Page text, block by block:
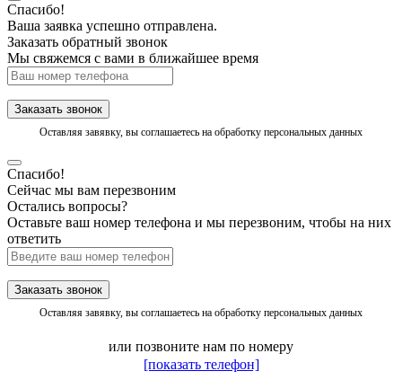
Спасибо!
Ваша заявка успешно отправлена.
Заказать обратный звонок
Мы свяжемся с вами в ближайшее время
Заказать звонок
Оставляя завявку, вы соглашаетесь на обработку персональных данных
Спасибо!
Сейчас мы вам перезвоним
Остались вопросы?
Оставьте ваш номер телефона и мы перезвоним, чтобы на них
ответить
Заказать звонок
Оставляя завявку, вы соглашаетесь на обработку персональных данных
или позвоните нам по номеру
[показать телефон]